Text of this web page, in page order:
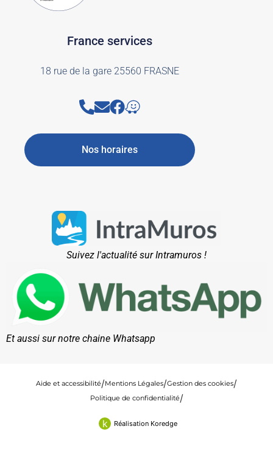
France services
18 rue de la gare 25560 FRASNE
Nos horaires
Suivez l'actualité sur Intramuros !
Et aussi sur notre chaine Whatsapp
Aide et accessibilité Mentions Légales Gestion des cookies
Politique de confidentialité
k Réalisation Koredge